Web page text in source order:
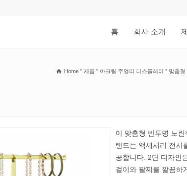
홈 회사 소개
Home " 제품 " 아크릴 주얼리 디스플레이 " 맞춤형
이 맞춤형 반투명 노
탠드는 액세서리 전시
공합니다. 2단 디자인
걸이와 팔찌를 깔끔하